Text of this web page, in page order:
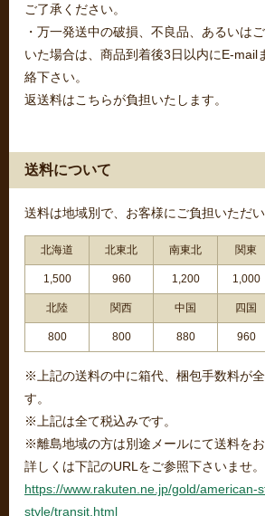
ご了承ください。
・万一発送中の破損、不良品、あるいは
いた場合は、商品到着後3日以内にE-mail
絡下さい。
返送料はこちらが負担いたします。
送料について
送料は地域別で、お客様にご負担いただい
北海道 北東北 南東北 関東
1,500 960 1,200 1,000
北陸 関西 中国 四国
800 800 880 960
※上記の送料の中に箱代、梱包手数料が
す。
※上記は全て税込みです。
※離島地域の方は別途メールにて送料をお
詳しくは下記のURLをご参照下さいませ。
https://www.rakuten.ne.jp/gold/american-
style/transit.html